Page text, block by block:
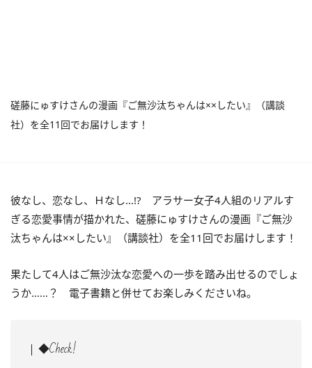
磋藤にゅすけさんの漫画『ご無沙汰ちゃんは××したい』（講談
社）を全11回でお届けします！
彼なし、恋なし、Ｈなし…!? アラサー女子4人組のリアルす
ぎる恋愛事情が描かれた、磋藤にゅすけさんの漫画『ご無沙
汰ちゃんは××したい』（講談社）を全11回でお届けします！
果たして4人はご無沙汰な恋愛への一歩を踏み出せるのでしょ
うか……？ 電子書籍と併せてお楽しみくださいね。
◆Check!